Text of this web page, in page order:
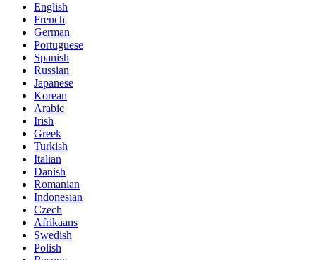
English
French
German
Portuguese
Spanish
Russian
Japanese
Korean
Arabic
Irish
Greek
Turkish
Italian
Danish
Romanian
Indonesian
Czech
Afrikaans
Swedish
Polish